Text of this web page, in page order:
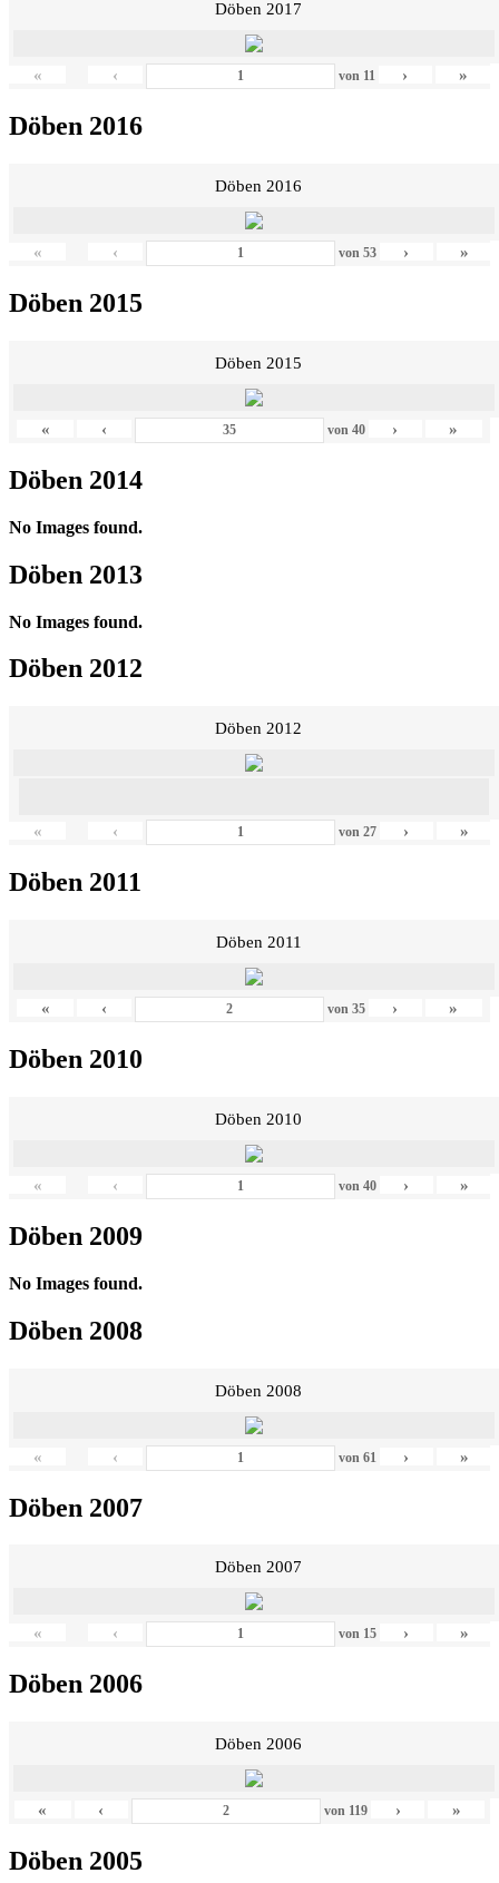
Döben 2017
« ‹ von 11 › »
Döben 2016
Döben 2016
« ‹ von 53 › »
Döben 2015
Döben 2015
« ‹ von 40 › »
Döben 2014
No Images found.
Döben 2013
No Images found.
Döben 2012
Döben 2012
« ‹ von 27 › »
Döben 2011
Döben 2011
« ‹ von 35 › »
Döben 2010
Döben 2010
« ‹ von 40 › »
Döben 2009
No Images found.
Döben 2008
Döben 2008
« ‹ von 61 › »
Döben 2007
Döben 2007
« ‹ von 15 › »
Döben 2006
Döben 2006
« ‹ von 119 › »
Döben 2005